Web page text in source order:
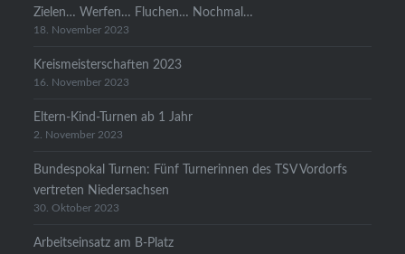
Zielen… Werfen… Fluchen… Nochmal…
18. November 2023
Kreismeisterschaften 2023
16. November 2023
Eltern-Kind-Turnen ab 1 Jahr
2. November 2023
Bundespokal Turnen: Fünf Turnerinnen des TSV Vordorfs
vertreten Niedersachsen
30. Oktober 2023
Arbeitseinsatz am B-Platz